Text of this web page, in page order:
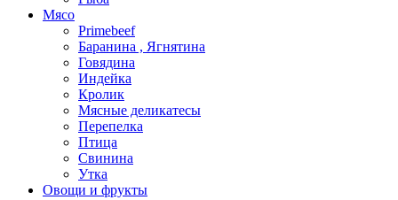
Мясо
Primebeef
Баранина , Ягнятина
Говядина
Индейка
Кролик
Мясные деликатесы
Перепелка
Птица
Свинина
Утка
Овощи и фрукты